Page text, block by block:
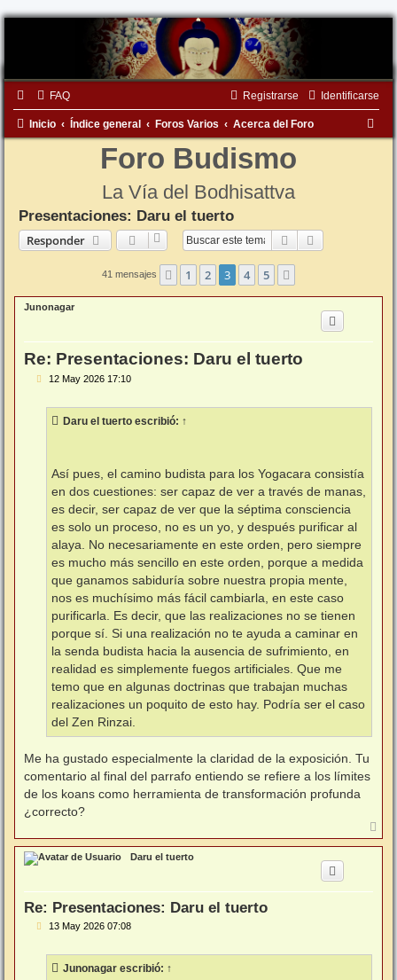
FAQ Identificarse
Registrarse
Inicio Índice general Foros Varios Acerca del Foro
Foro Budismo
La Vía del Bodhisattva
Presentaciones: Daru el tuerto
Responder
Buscar
41 mensajes Anterior
1 2 3 4 5
Junonagar
Re: Presentaciones: Daru el tuerto
M12 May 2026 17:10
Daru el tuerto escribió: ↑
Así pues, el camino budista para los Yogacara consistía
en dos cuestiones: ser capaz de ver a través de manas,
es decir, ser capaz de ver que la séptima consciencia
es solo un proceso, no es un yo, y después purificar al
alaya. No necesariamente en este orden, pero siempre
es mucho más sencillo en este orden, porque a medida
que ganamos sabiduría sobre nuestra propia mente,
nos es muchísimo más fácil cambiarla, en este caso
purificarla. Es decir, que las realizaciones no se tienen
porque sí. Si una realización no te ayuda a caminar en
la senda budista hacia la ausencia de sufrimiento, en
realidad es simplemente fuegos artificiales. Que me
temo que en algunas doctrinas que trabajan muchas
realizaciones un poquito de esto hay. Podría ser el caso
del Zen Rinzai.
Me ha gustado especialmente la claridad de la exposición. Tu
comentario al final del parrafo entiendo se refiere a los límites
de los koans como herramienta de transformación profunda
¿correcto?
r
Daru el tuerto
Re: Presentaciones: Daru el tuerto
M13 May 2026 07:08
Junonagar escribió: ↑